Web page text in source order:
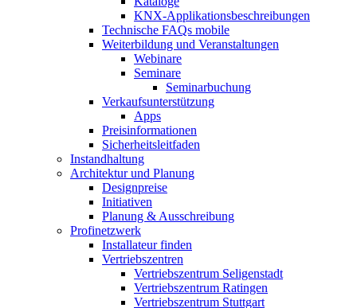
KNX-Applikationsbeschreibungen
Technische FAQs mobile
Weiterbildung und Veranstaltungen
Webinare
Seminare
Seminarbuchung
Verkaufsunterstützung
Apps
Preisinformationen
Sicherheitsleitfaden
Instandhaltung
Architektur und Planung
Designpreise
Initiativen
Planung & Ausschreibung
Profinetzwerk
Installateur finden
Vertriebszentren
Vertriebszentrum Seligenstadt
Vertriebszentrum Ratingen
Vertriebszentrum Stuttgart